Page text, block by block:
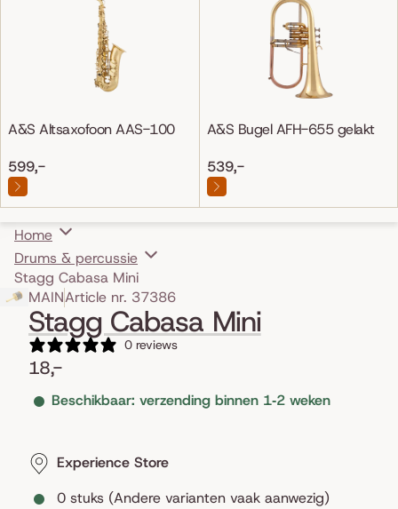
A&S Altsaxofoon AAS-100
599,-
A&S Bugel AFH-655 gelakt
539,-
Home
Drums & percussie
Stagg Cabasa Mini
Skip to product information
MAINArticle nr. 37386
Stagg Cabasa Mini
0 reviews
18,-
Beschikbaar: verzending binnen 1‑2 weken
Experience Store
0 stuks (Andere varianten vaak aanwezig)